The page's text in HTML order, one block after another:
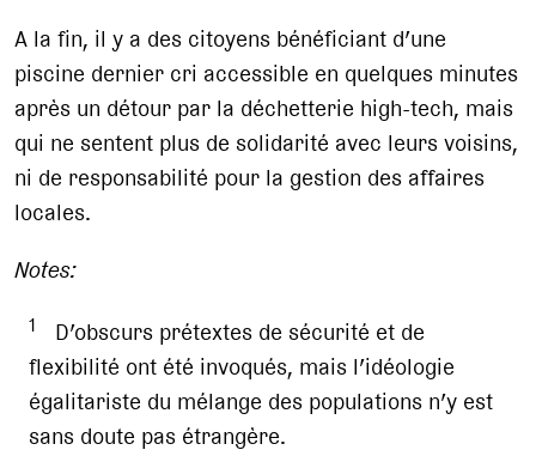
A la fin, il y a des citoyens bénéficiant d’une
piscine dernier cri accessible en quelques minutes
après un détour par la déchetterie high-tech, mais
qui ne sentent plus de solidarité avec leurs voisins,
ni de responsabilité pour la gestion des affaires
locales.
Notes:
1 D’obscurs prétextes de sécurité et de
flexibilité ont été invoqués, mais l’idéologie
égalitariste du mélange des populations n’y est
sans doute pas étrangère.